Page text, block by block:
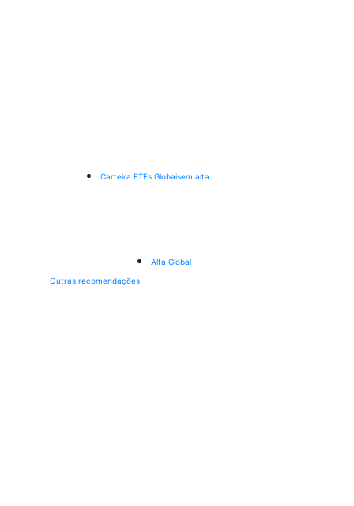
Carteira ETFs Globaisem alta
Alfa Global
Outras recomendações